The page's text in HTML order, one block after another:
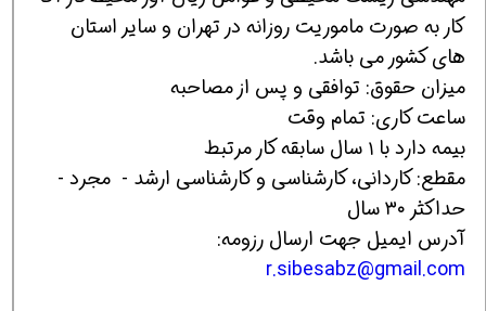
کار به صورت ماموریت روزانه در تهران و سایر استان
های کشور می باشد.
میزان حقوق: توافقی و پس از مصاحبه
ساعت کاری: تمام وقت
بیمه دارد با ۱ سال سابقه کار مرتبط
مقطع: کاردانی، کارشناسی و کارشناسی ارشد - مجرد -
حداکثر ۳۰ سال
آدرس ایمیل جهت ارسال رزومه:
r.sibesabz@gmail.com